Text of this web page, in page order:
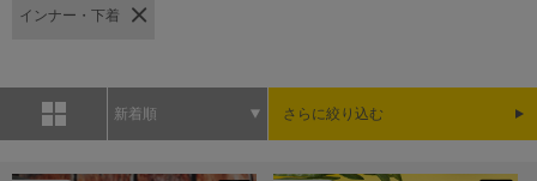
インナー・下着
新着順 さらに絞り込む